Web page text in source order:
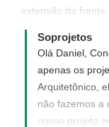
extensão da
superior
engenheiro
Soprojetos
Olá Daniel,
apenas os
Arquitetônico,
não fazemos a
nosso projeto